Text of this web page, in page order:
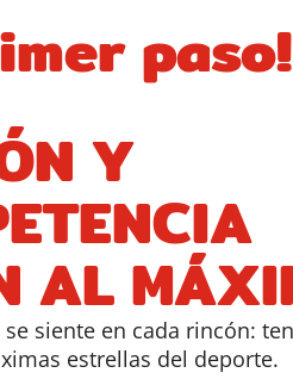
Y
AL
siente en cada rincón:
estrellas del deporte.